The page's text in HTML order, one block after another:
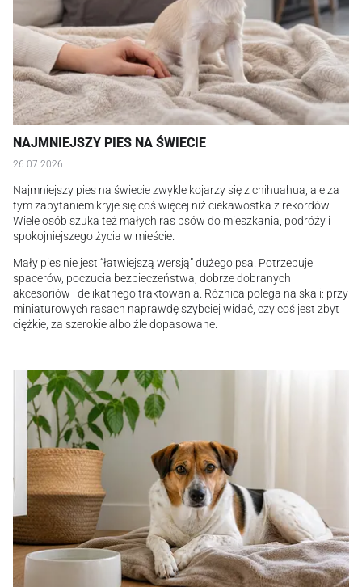
NAJMNIEJSZY PIES NA ŚWIECIE
26.07.2026
Najmniejszy pies na świecie zwykle kojarzy się z chihuahua, ale za
tym zapytaniem kryje się coś więcej niż ciekawostka z rekordów.
Wiele osób szuka też małych ras psów do mieszkania, podróży i
spokojniejszego życia w mieście.
Mały pies nie jest “łatwiejszą wersją” dużego psa. Potrzebuje
spacerów, poczucia bezpieczeństwa, dobrze dobranych
akcesoriów i delikatnego traktowania. Różnica polega na skali: przy
miniaturowych rasach naprawdę szybciej widać, czy coś jest zbyt
ciężkie, za szerokie albo źle dopasowane.